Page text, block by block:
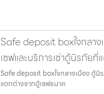
Safe deposit boxใจกลาง
เซฟและบริการเช่าตู้นิรภัย
Safe deposit boxใจกลางเมือง ตู้นิ
แตกต่างจากตู้เซฟธนาค